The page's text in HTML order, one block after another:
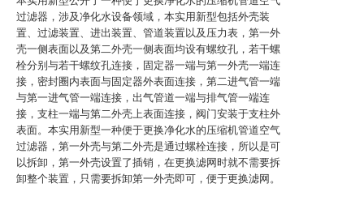
过滤器，涉及净化水设备领域，本实用新型包括外壳装
置、过滤装置、进出装置、管道装置以及压力表，第一外
壳一侧表面以及第二外壳一侧表面均设有螺纹孔，若干螺
栓分别与若干螺纹孔连接，固定器一端与第一外壳一端连
接，密封圈内表面与固定器外表面连接，第二进气管一端
与第一进气管一端连接，出气管道一端与排气管一端连
接，支柱一端与第二外壳上表面连接，阀门安装于支柱外
表面。本实用新型一种便于更换净化水的压缩机管道空气
过滤器，第一外壳与第二外壳是通过螺栓连接，所以是可
以拆卸，第一外壳设置了插销，在更换滤网时就不需要拆
卸整个装置，只需要拆卸第一外壳即可，便于更换滤网。